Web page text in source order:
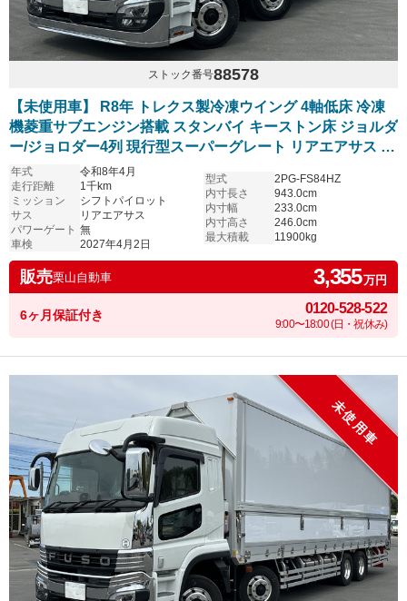
ストック番号88578
【未使用車】 R8年 トレクス製冷凍ウイング 4軸低床 冷凍
機菱重サブエンジン搭載 スタンバイ キーストン床 ジョルダ
ー/ジョロダー4列 現行型スーパーグレート リアエアサス ア
ルミホイール シフトパイロット 6R20エンジン 車検付き
年式
令和8年4月
走行距離
1千km
ミッション
シフトパイロット
サス
リアエアサス
パワーゲート 無
車検
2027年4月2日
型式
2PG-FS84HZ
内寸長さ
943.0cm
内寸幅
233.0cm
内寸高さ
246.0cm
最大積載
11900kg
販売栗山自動車 3,355万円
6ヶ月保証付き 0120-528-522
9:00〜18:00 (日・祝休み)
未使用車